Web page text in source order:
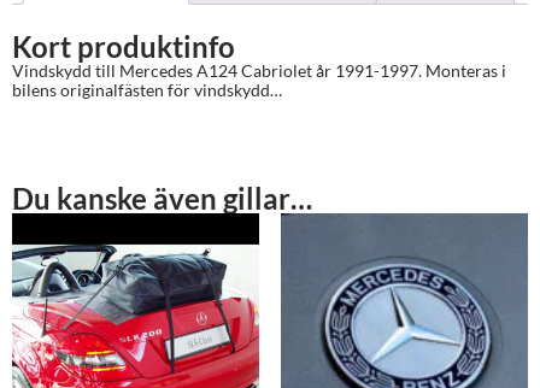
Kort produktinfo
Vindskydd till Mercedes A124 Cabriolet år 1991-1997. Monteras i
bilens originalfästen för vindskydd…
Du kanske även gillar…